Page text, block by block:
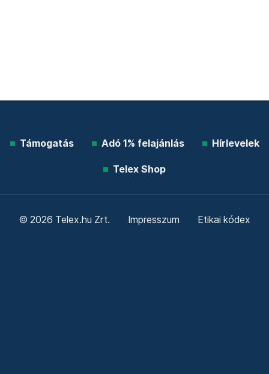
Támogatás Adó 1% felajánlás Hírlevelek
Telex Shop
© 2026 Telex.hu Zrt. Impresszum Etikai kódex